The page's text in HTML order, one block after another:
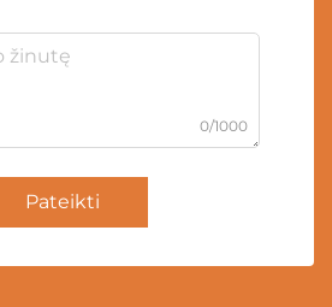
0/1000
Pateikti